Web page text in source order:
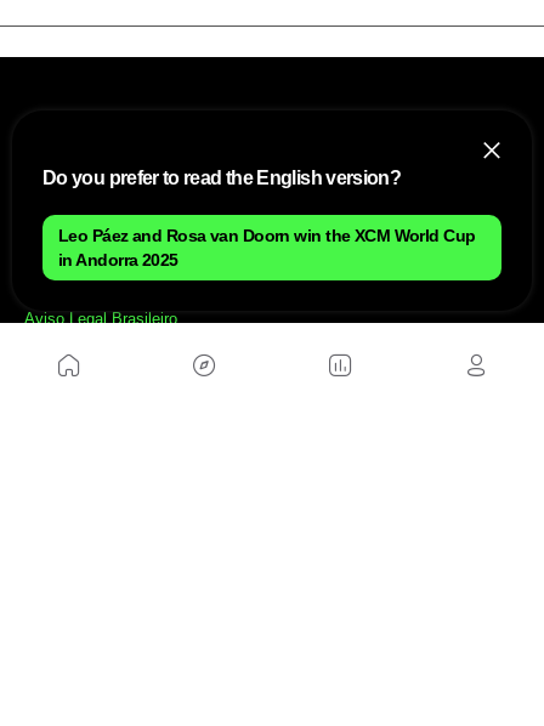
Aviso Legal Brasileiro
Anúnciate con nosotros brasileiro
Política de privacidad brasileiro
Do you prefer to read the English version?
Leo Páez and Rosa van Doorn win the XCM World Cup
in Andorra 2025